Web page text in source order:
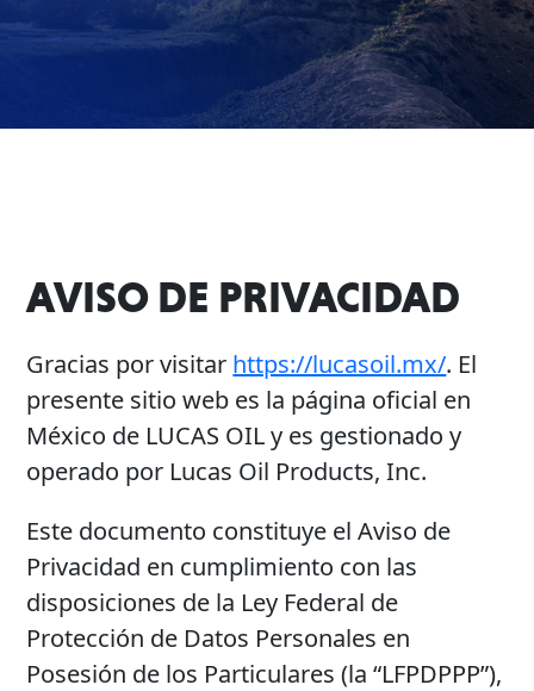
EVERY DAY CAR CARE
INDUSTRIAL
MARINE
Problem
Solvers
&
Engine
Additives
Fuel
Treatments
Grease
Transmission
AVISO DE PRIVACIDAD
Gracias por visitar https://lucasoil.mx/. El
presente sitio web es la página oficial en
México de LUCAS OIL y es gestionado y
operado por Lucas Oil Products, Inc.
Este documento constituye el Aviso de
Privacidad en cumplimiento con las
disposiciones de la Ley Federal de
Protección de Datos Personales en
Posesión de los Particulares (la “LFPDPPP”),